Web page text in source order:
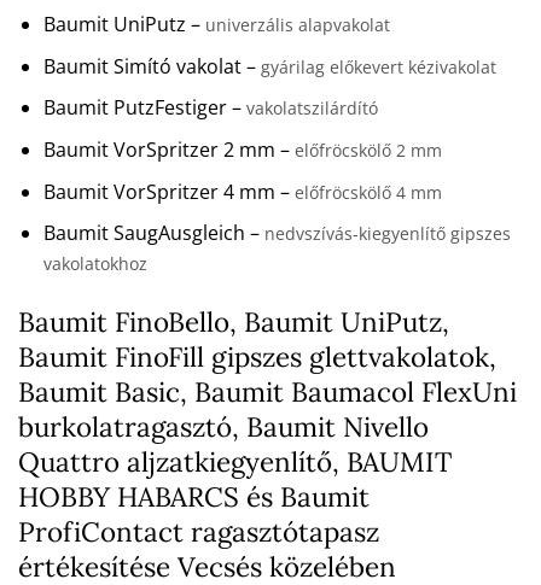
Baumit UniPutz – univerzális alapvakolat
Baumit Simító vakolat – gyárilag előkevert kézivakolat
Baumit PutzFestiger – vakolatszilárdító
Baumit VorSpritzer 2 mm – előfröcskölő 2 mm
Baumit VorSpritzer 4 mm – előfröcskölő 4 mm
Baumit SaugAusgleich – nedvszívás-kiegyenlítő gipszes
vakolatokhoz
Baumit FinoBello, Baumit UniPutz,
Baumit FinoFill gipszes glettvakolatok,
Baumit Basic, Baumit Baumacol FlexUni
burkolatragasztó, Baumit Nivello
Quattro aljzatkiegyenlítő, BAUMIT
HOBBY HABARCS és Baumit
ProfiContact ragasztótapasz
értékesítése Vecsés közelében